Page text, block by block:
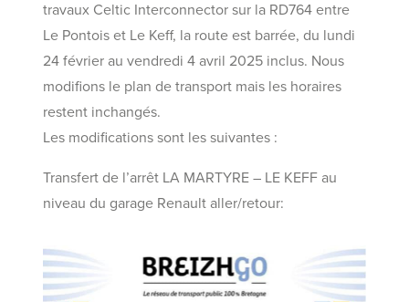
travaux Celtic Interconnector sur la RD764 entre
Le Pontois et Le Keff, la route est barrée, du lundi
24 février au vendredi 4 avril 2025 inclus. Nous
modifions le plan de transport mais les horaires
restent inchangés.
Les modifications sont les suivantes :
Transfert de l’arrêt LA MARTYRE – LE KEFF au
niveau du garage Renault aller/retour: